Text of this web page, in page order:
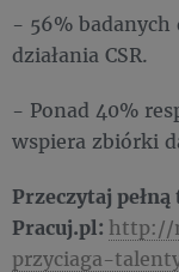
- 56%
działania CSR.
- Ponad 40%
wspiera zbiórki
Przeczytaj
Pracuj.pl: http://
przyciaga-